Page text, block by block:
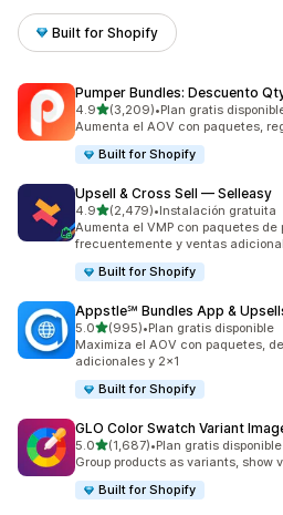
Built for Shopify
Pumper Bundles: Descuento
4.9de 5 estrellas
(3,209)
3209 reseñas en total
•Plan gratis
Aumenta el AOV con paquetes,
Built for Shopify
Upsell & Cross Sell — Selleasy
4.9de 5 estrellas
(2,479)
2479 reseñas en total
•Instalación gratuita
Aumenta el VMP con paquetes de
frecuentemente y ventas
Built for Shopify
Appstle℠ Bundles App &
5.0de 5 estrellas
(995)
995 reseñas en total
•Plan gratis disponible
Maximiza el AOV con paquetes,
adicionales y 2x1
Built for Shopify
GLO Color Swatch Variant
5.0de 5 estrellas
(1,687)
1687 reseñas en total
•Plan gratis disponible
Group products as variants, show
Built for Shopify